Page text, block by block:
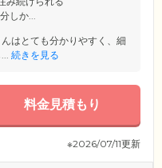
しか...
はとても分かりやすく、細
続きを見る
料金見積もり
※2026/07/11更新